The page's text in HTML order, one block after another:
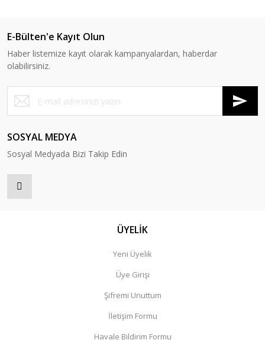
E-Bülten'e Kayıt Olun
Haber listemize kayıt olarak kampanyalardan, haberdar
olabilirsiniz.
SOSYAL MEDYA
Sosyal Medyada Bizi Takip Edin
ÜYELİK
Yeni Üyelik
Üye Girişi
Şifremi Unuttum
İletişim Formu
Havale Bildirim Formu